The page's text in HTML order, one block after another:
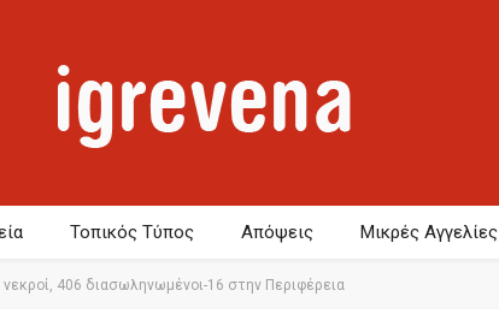
Τοπικός Τύπος Απόψεις Μικρές Αγγελίες
406 διασωληνωμένοι-16 στην Περιφέρεια